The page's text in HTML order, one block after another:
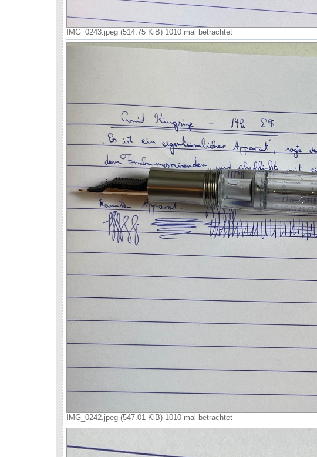
IMG_0243.jpeg (514.75 KiB) 1010 mal betrachtet
IMG_0242.jpeg (547.01 KiB) 1010 mal betrachtet